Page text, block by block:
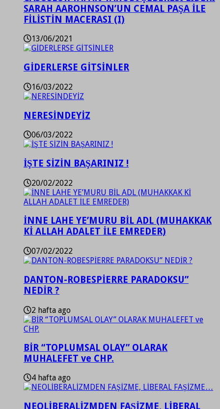
SARAH AAROHNSON’UN CEMAL PAŞA İLE
FİLİSTİN MACERASI (I)
13/06/2021
GİDERLERSE GİTSİNLER
16/03/2022
NERESİNDEYİZ
06/03/2022
İŞTE SİZİN BAŞARINIZ !
20/02/2022
İNNE LAHE YE’MURU BİL ADL (MUHAKKAK
Kİ ALLAH ADALET İLE EMREDER)
07/02/2022
DANTON-ROBESPİERRE PARADOKSU”
NEDİR ?
2 hafta ago
BİR “TOPLUMSAL OLAY” OLARAK
MUHALEFET ve CHP.
4 hafta ago
NEOLİBERALİZMDEN FAŞİZME, LİBERAL